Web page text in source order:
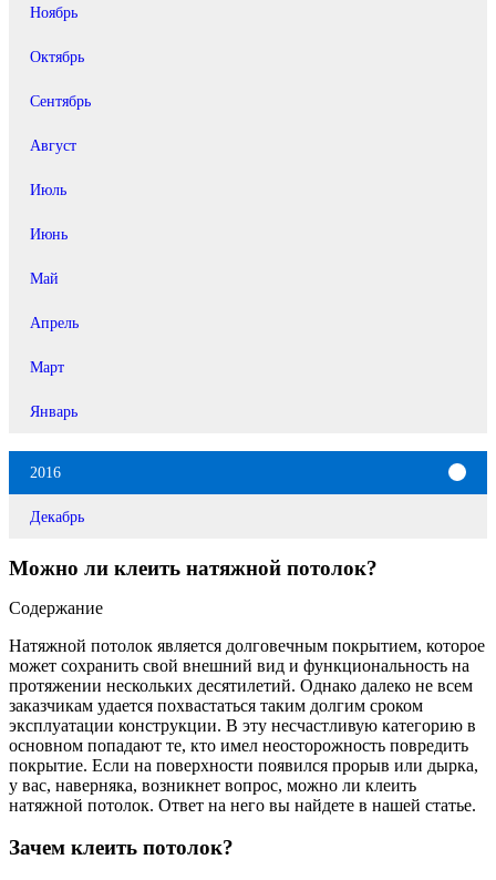
Ноябрь
Октябрь
Сентябрь
Август
Июль
Июнь
Май
Апрель
Март
Январь
2016
Декабрь
Можно ли клеить натяжной потолок?
Содержание
Натяжной потолок является долговечным покрытием, которое
может сохранить свой внешний вид и функциональность на
протяжении нескольких десятилетий. Однако далеко не всем
заказчикам удается похвастаться таким долгим сроком
эксплуатации конструкции. В эту несчастливую категорию в
основном попадают те, кто имел неосторожность повредить
покрытие. Если на поверхности появился прорыв или дырка,
у вас, наверняка, возникнет вопрос, можно ли клеить
натяжной потолок. Ответ на него вы найдете в нашей статье.
Зачем клеить потолок?